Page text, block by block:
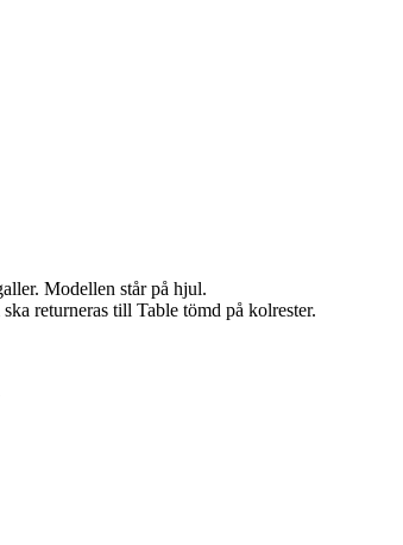
Modellen står på hjul.
returneras till Table tömd på kolrester.